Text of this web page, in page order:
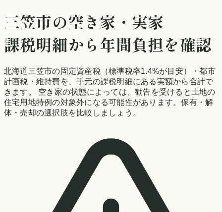
三笠市の空き家・実家
課税明細から年間負担を確認
北海道三笠市の固定資産税（標準税率1.4%が目安）
・都市
計画税・維持費を、手元の課税明細にある実額から合計で
きます。 空き家の状態によっては、勧告を受けると土地の
住宅用地特例の対象外になる可能性があります。保有・解
体・売却の選択肢を比較しましょう。